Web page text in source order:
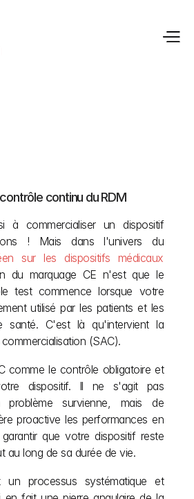
12 mai 2026continu du RDM
à commercialiser un dispositif
! Mais dans l'univers du
sur les dispositifs médicaux
du marquage CE n'est que le
test commence lorsque votre
utilisé par les patients et les
santé. C'est là qu'intervient la
(SAC).
comme le contrôle obligatoire et
dispositif. Il ne s'agit pas
problème survienne, mais de
proactive les performances en
que votre dispositif reste
au long de sa durée de vie.
processus systématique et